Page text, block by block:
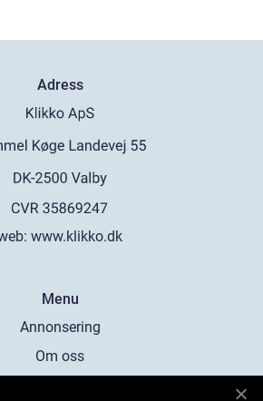
Adress
www.klikko.dk
Menu
Annonsering
Om oss